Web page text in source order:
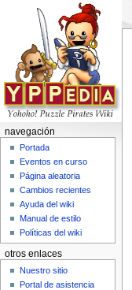
navegación
Portada
Eventos en curso
Página aleatoria
Cambios recientes
Ayuda del wiki
Manual de estilo
Políticas del wiki
otros enlaces
Nuestro sitio
Portal de asistencia